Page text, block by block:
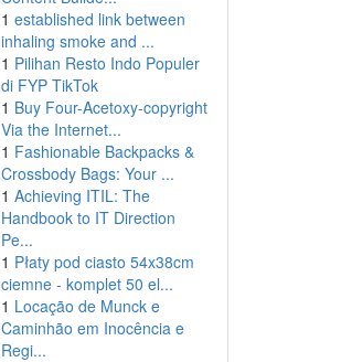
1 established link between
inhaling smoke and ...
1 Pilihan Resto Indo Populer
di FYP TikTok
1 Buy Four-Acetoxy-copyright
Via the Internet...
1 Fashionable Backpacks &
Crossbody Bags: Your ...
1 Achieving ITIL: The
Handbook to IT Direction
Pe...
1 Płaty pod ciasto 54x38cm
ciemne - komplet 50 el...
1 Locação de Munck e
Caminhão em Inocência e
Regi...